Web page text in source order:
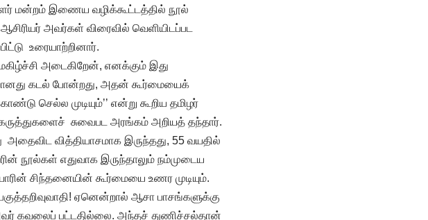
மன்றம் இணைய வழிக்கூட்டத்தில் நூல்
அவர்கள் விரைவில் வெளியிடப்பட
உரையாற்றினார்.
அடைகிறேன், எனக்கும் இது
கடல் போன்றது, அதன் கூர்மையைக்
செல்ல முடியும்’’ என்று கூறிய தமிழர்
சுவைபட அரங்கம் அறியத் தந்தார்.
அதைவிட வித்தியாசமாக இருந்தது, 55 வயதில்
நூல்கள் எதுவாக இருந்தாலும் நம்முடைய
சிந்தனையின் கூர்மையை உணர முடியும்.
ஏனென்றால் ஆசா பாசங்களுக்கு
அவர் கவலைப் பட்டதில்லை. அந்தச் துணிச்சல்தான்